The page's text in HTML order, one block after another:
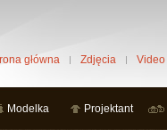
główna Zdjęcia Video
Modelka Projektant